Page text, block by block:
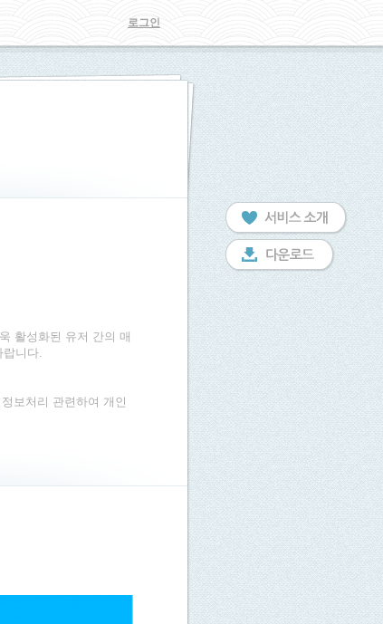
로그인
활성화된 유저 간의 매
랍니다.
보처리 관련하여 개인